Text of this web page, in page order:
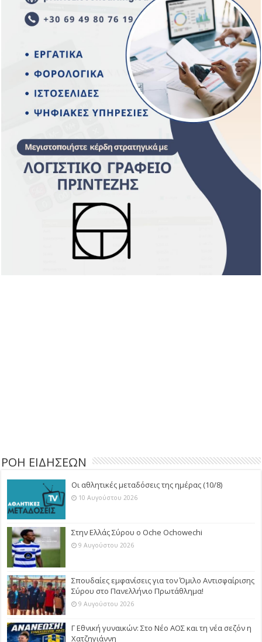
ΡΟΗ ΕΙΔΗΣΕΩΝ
Οι αθλητικές μεταδόσεις της ημέρας (10/8)
10 Αυγούστου 2026
Στην Ελλάς Σύρου ο Oche Ochowechi
9 Αυγούστου 2026
Σπουδαίες εμφανίσεις για τον Όμιλο Αντισφαίρισης
Σύρου στο Πανελλήνιο Πρωτάθλημα!
9 Αυγούστου 2026
Γ Εθνική γυναικών: Στο Νέο ΑΟΣ και τη νέα σεζόν η
Χατζηγιάννη